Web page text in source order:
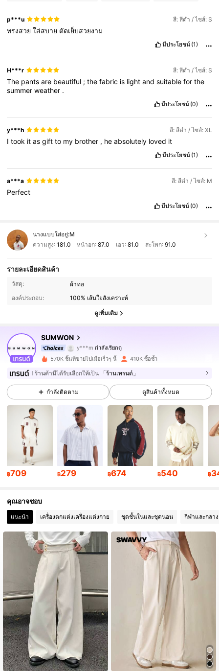
p***u สี: สีดำ / ไซส์: S
ทรงสวยใส่สบาย ตัดเย็บสวยงาม
มีประโยชน์ (1)
H***r สี: สีดำ / ไซส์: S
The pantsare beautiful ;thefabric is lightandsuitableforthe
summerweather .
มีประโยชน์ (0)
y***h สี: สีดำ / ไซส์: XL
Itook itasgiftto my brother , heabsolutely loved it
มีประโยชน์ (1)
a***a สี: สีดำ / ไซส์: M
Perfect
มีประโยชน์ (0)
นางแบบใส่อยู่:M
ความสูง: 181.0 หน้าอก:87.0 เอว: 81.0 สะโพก: 91.0
รายละเอียดสินค้า
วัสดุ:
ผ้าทอ
องค์ประกอบ:
100% เส้นใยสังเคราะห์
ดูเพิ่มเติม
SUMWON
4.90 1M ผู้ติดตาม
y***m
4.90
1M ผู้ติดตาม
4.90 1M ผู้ติดตาม
1M ผู้ติดตาม
4.90
1M ผู้ติดตาม
4.90 1M ผู้ติดตาม
4.90 1M ผู้ติดตาม
570K ชิ้นที่ขายไปเมื่อเร็วๆ นี้ 410K ซื้อซ้ำ
ร้านค้านี้ได้รับเลือกให้เป็น 「ร้านเทรนด์」
กำลังติดตาม ดูสินค้าทั้งหมด
฿709 ฿279 ฿674 ฿540 ฿
คุณอาจชอบ
แนะนำ เครื่องตกแต่งเครื่องแต่งกาย ชุดชั้นในและชุดนอน กีฬาและกลา